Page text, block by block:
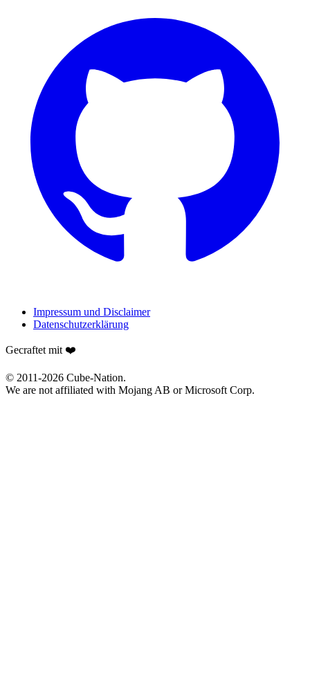
Impressum und Disclaimer
Datenschutzerklärung
Gecraftet mit ❤️
© 2011-2026 Cube-Nation.
We are not affiliated with Mojang AB or Microsoft Corp.